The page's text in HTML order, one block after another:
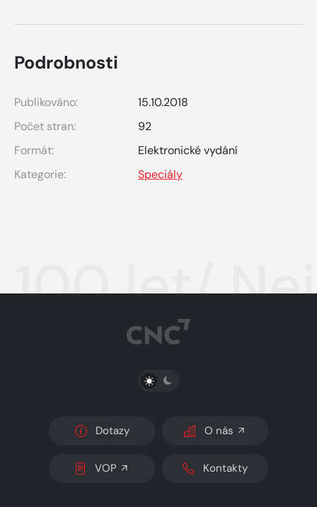
Podrobnosti
Publikováno:
15.10.2018
Počet stran:
92
Formát:
Elektronické vydání
Kategorie:
Speciály
100 let/
PŘEPNOUT SVĚTLÝ/TMAVÝ REŽIM
Dotazy O nás
VOP Kontakty